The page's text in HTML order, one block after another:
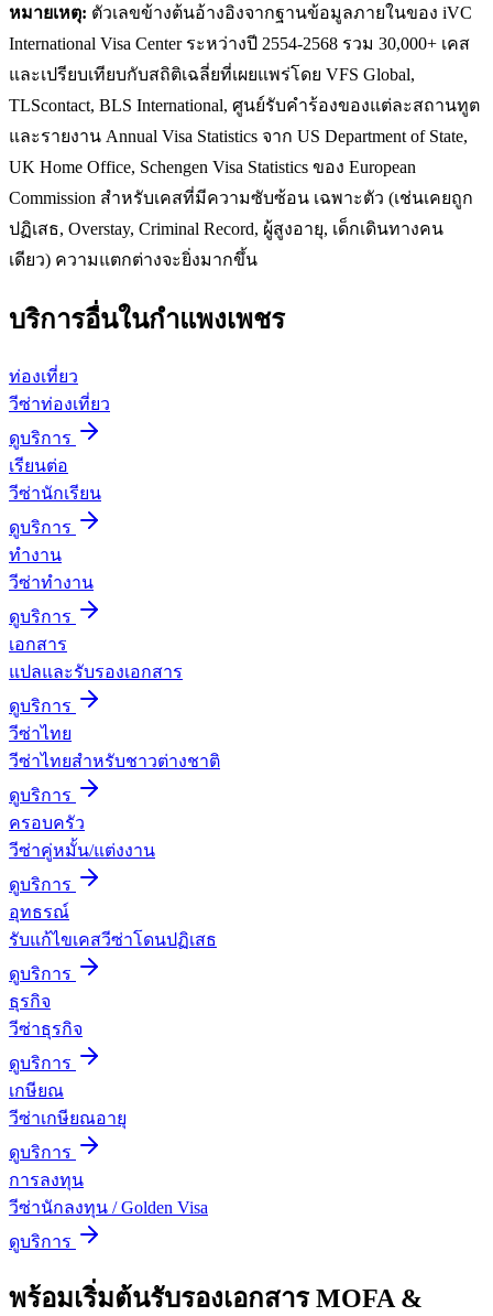
หมายเหตุ: ตัวเลขข้างต้นอ้างอิงจากฐานข้อมูลภายในของ iVC
International Visa Center ระหว่างปี 2554-2568 รวม 30,000+ เคส
และเปรียบเทียบกับสถิติเฉลี่ยที่เผยแพร่โดย VFS Global,
TLScontact, BLS International, ศูนย์รับคำร้องของแต่ละสถานทูต
และรายงาน Annual Visa Statistics จาก US Department of State,
UK Home Office, Schengen Visa Statistics ของ European
Commission สำหรับเคสที่มีความซับซ้อน เฉพาะตัว (เช่นเคยถูก
ปฏิเสธ, Overstay, Criminal Record, ผู้สูงอายุ, เด็กเดินทางคน
เดียว) ความแตกต่างจะยิ่งมากขึ้น
บริการอื่นในกำแพงเพชร
ท่องเที่ยว
วีซ่าท่องเที่ยว
ดูบริการ
เรียนต่อ
วีซ่านักเรียน
ดูบริการ
ทำงาน
วีซ่าทำงาน
ดูบริการ
เอกสาร
แปลและรับรองเอกสาร
ดูบริการ
วีซ่าไทย
วีซ่าไทยสำหรับชาวต่างชาติ
ดูบริการ
ครอบครัว
วีซ่าคู่หมั้น/แต่งงาน
ดูบริการ
อุทธรณ์
รับแก้ไขเคสวีซ่าโดนปฏิเสธ
ดูบริการ
ธุรกิจ
วีซ่าธุรกิจ
ดูบริการ
เกษียณ
วีซ่าเกษียณอายุ
ดูบริการ
การลงทุน
วีซ่านักลงทุน / Golden Visa
ดูบริการ
พร้อมเริ่มต้นรับรองเอกสาร MOFA &